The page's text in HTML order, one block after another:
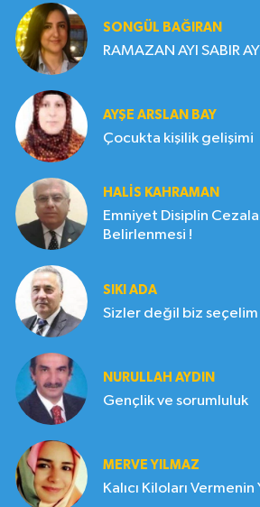
SONGÜL BAĞIRAN
RAMAZAN AYI SABIR
AYŞE ARSLAN BAY
Çocukta kişilik gelişimi
HALIS KAHRAMAN
Emniyet Disiplin
Belirlenmesi !
SIKI ADA
Sizler değil biz seçelim
NURULLAH AYDIN
Gençlik ve sorumluluk
MERVE YILMAZ
Kalıcı Kiloları Vermenin